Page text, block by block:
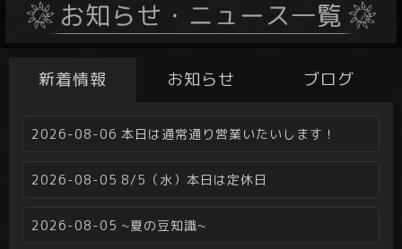
新着情報 お知らせ ブログ
2026-08-06 本日は通常通り営業いたいします！
2026-08-05 8/5（水）本日は定休日
2026-08-05 ~夏の豆知識~